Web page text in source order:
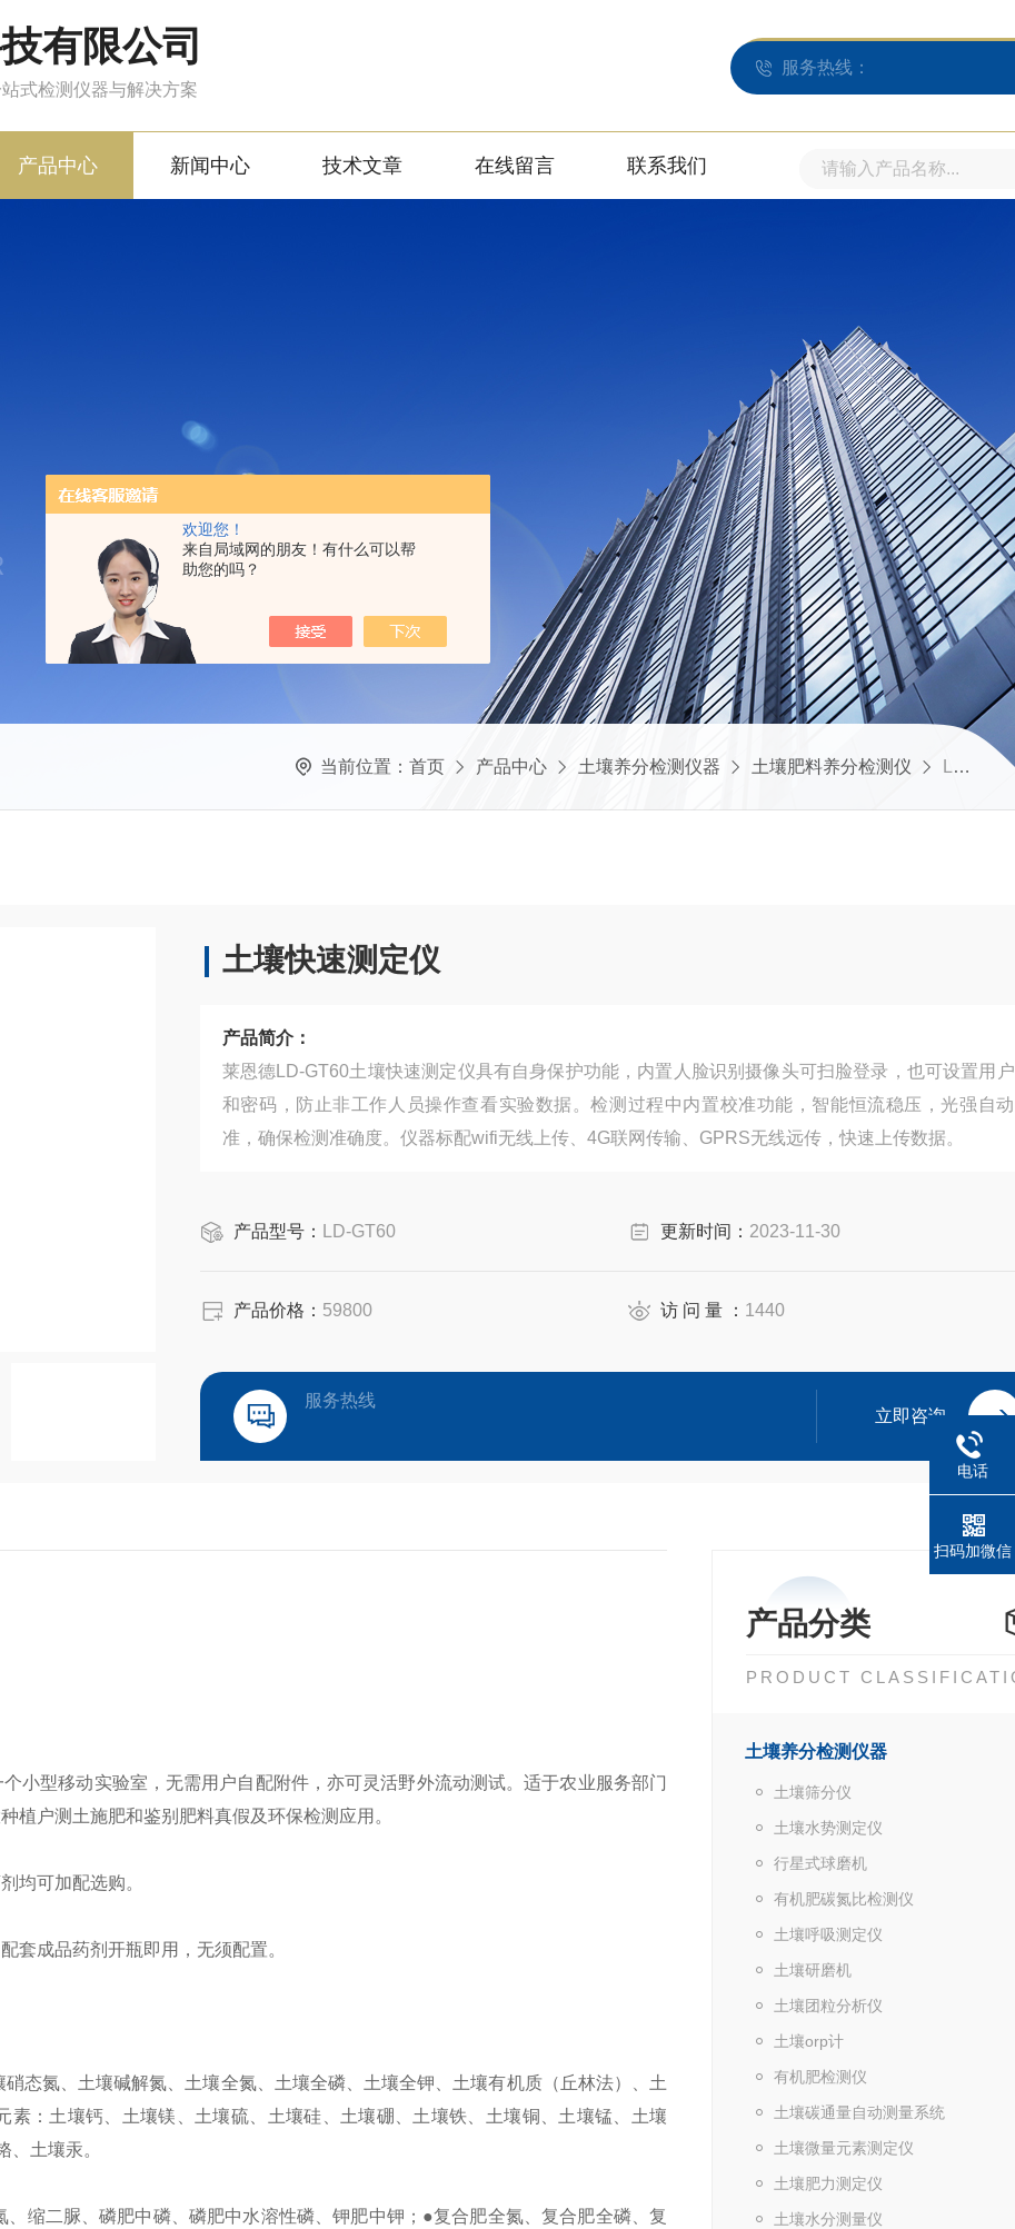
欢迎您！
来自局域网的朋友！有什么可以帮
助您的吗？
有限公司
式检测仪器与解决方案
服务热线：
产品中心 新闻中心 技术文章 在线留言 联系我们
当前位置： 首页 产品中心 土壤养分检测仪器 土壤肥料养分检测仪
土壤快速测定仪
产品简介：
莱恩德LD-GT60土壤快速测定仪具有自身保护功能，内置人脸识别摄像头可扫脸登录，也可设置用
和密码，防止非工作人员操作查看实验数据。检测过程中内置校准功能，智能恒流稳压，光强自
准，确保检测准确度。仪器标配wifi无线上传、4G联网传输、GPRS无线远传，快速上传数据。
产品型号： LD-GT60 更新时间： 2023-11-30
产品价格： 59800 访 问 量 ： 1440
服务热线
立即咨询
产品分类
PRODUCT
土壤养分检测仪器
土壤筛分仪
土壤水势测定仪
行星式球磨机
有机肥碳氮比检测仪
土壤呼吸测定仪
土壤研磨机
土壤团粒分析仪
土壤orp计
有机肥检测仪
土壤碳通量自动测量系统
土壤微量元素测定仪
土壤肥力测定仪
土壤水分测量仪
小型移动实验室，无需用户自配附件，亦可灵活野外流动测试。适于农业服务部门
植户测土施肥和鉴别肥料真假及环保检测应用。
均可加配选购。
套成品药剂开瓶即用，无须配置。
态氮、土壤碱解氮、土壤全氮、土壤全磷、土壤全钾、土壤有机质（丘林法）、土
：土壤钙、土壤镁、土壤硫、土壤硅、土壤硼、土壤铁、土壤铜、土壤锰、土壤
土壤汞。
缩二脲、磷肥中磷、磷肥中水溶性磷、钾肥中钾；●复合肥全氮、复合肥全磷、复
电话
扫码加微信